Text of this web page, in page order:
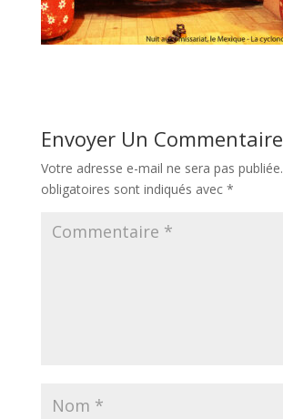
Envoyer Un Commentaire
Votre adresse e-mail ne sera pas publiée.
obligatoires sont indiqués avec *